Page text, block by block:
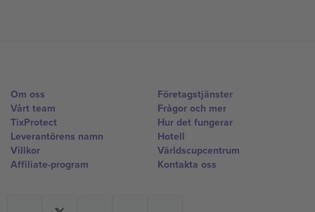
Om oss
Vårt team
TixProtect
Leverantörens namn
Villkor
Affiliate-program
Företagstjänster
Frågor och mer
Hur det fungerar
Hotell
Världscupcentrum
Kontakta oss